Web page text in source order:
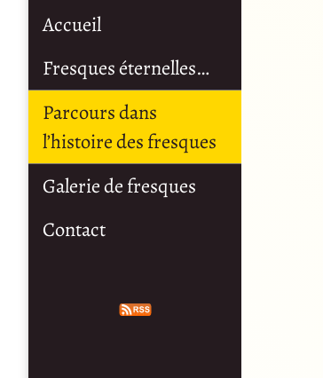
Accueil
Fresques éternelles…
Parcours dans
l’histoire des fresques
Galerie de fresques
Contact